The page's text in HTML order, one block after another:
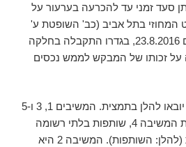
סעד זמני עד להכרעה בערעור על
המחוזי בתל אביב (כב' השופטת ע'
ברון) בת"א 2311-06 מיום 23.8.2016, בגדרו התקבלה בחלקה
זכותו של המבקש לממש נכסים
העובדות הצריכות לעניין יובאו להלן בתמצית. המשיבים 1, 3 ו-5
הם אחים שפעלו במסגרת המשיבה 4, שותפות בלתי רשומה
העוסקת ביזמות וקבלנות (להלן: השותפות). המשיבה 2 היא